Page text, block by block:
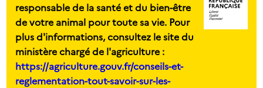
responsable de la santé et du bien-être
de votre animal pour toute sa vie. Pour
plus d'informations, consultez le site du
ministère chargé de l'agriculture :
https://agriculture.gouv.fr/conseils-et-
reglementation-tout-savoir-sur-les-